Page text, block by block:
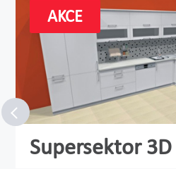
AKCE
Supersektor 3D